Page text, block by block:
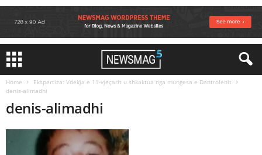
Home
Ekspertiza: Vdekja e 11-vjeçarit u shkaktua nga mungesa e Dantrolenit
denis-alimadhi
denis-alimadhi